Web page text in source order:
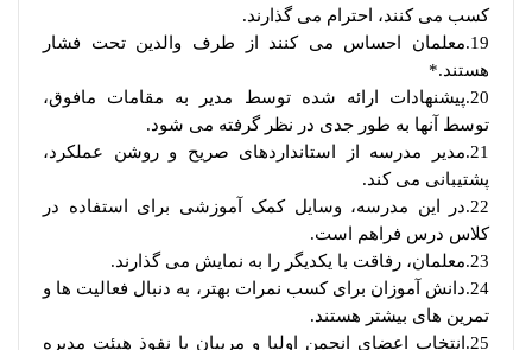
کسب می کنند، احترام می گذارند.
19.معلمان احساس می کنند از طرف والدین تحت فشار
هستند.*
20.پیشنهادات ارائه شده توسط مدیر به مقامات مافوق،
توسط آنها به طور جدی در نظر گرفته می شود.
21.مدیر مدرسه از استانداردهای صریح و روشن عملکرد،
پشتیبانی می کند.
22.در این مدرسه، وسایل کمک آموزشی برای استفاده در
کلاس درس فراهم است.
23.معلمان، رفاقت با یکدیگر را به نمایش می گذارند.
24.دانش آموزان برای کسب نمرات بهتر، به دنبال فعالیت ها و
تمرین های بیشتر هستند.
25.انتخاب اعضای انجمن اولیا و مربیان با نفوذ هیئت مدیره